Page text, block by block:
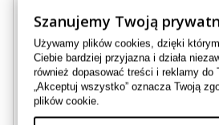
Szanujemy Twoją
Używamy plików cookies, dzięki
Ciebie bardziej przyjazna i działa
również dopasować treści i reklamy do
„Akceptuj wszystko” oznacza Twoją
plików cookie.